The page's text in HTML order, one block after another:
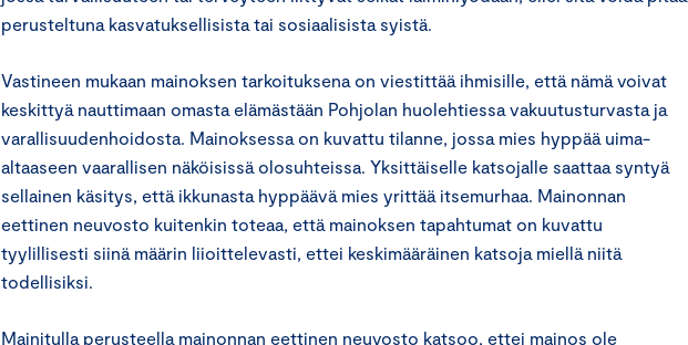
perusteltuna kasvatuksellisista tai sosiaalisista syistä.
Vastineen mukaan mainoksen tarkoituksena on viestittää ihmisille, että nämä voivat
keskittyä nauttimaan omasta elämästään Pohjolan huolehtiessa vakuutusturvasta ja
varallisuudenhoidosta. Mainoksessa on kuvattu tilanne, jossa mies hyppää uima-
altaaseen vaarallisen näköisissä olosuhteissa. Yksittäiselle katsojalle saattaa syntyä
sellainen käsitys, että ikkunasta hyppäävä mies yrittää itsemurhaa. Mainonnan
eettinen neuvosto kuitenkin toteaa, että mainoksen tapahtumat on kuvattu
tyylillisesti siinä määrin liioittelevasti, ettei keskimääräinen katsoja miellä niitä
todellisiksi.
Mainitulla perusteella mainonnan eettinen neuvosto katsoo, ettei mainos ole